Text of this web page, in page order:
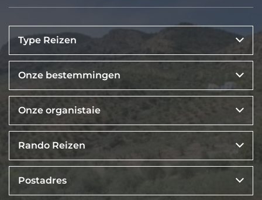
Type Reizen
Onze bestemmingen
Onze organistaie
Rando Reizen
Postadres